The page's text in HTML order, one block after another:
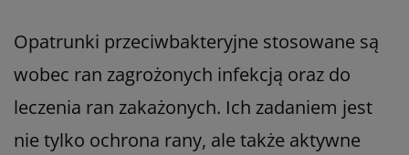
Opatrunki przeciwbakteryjne stosowane są
wobec ran zagrożonych infekcją oraz do
leczenia ran zakażonych. Ich zadaniem jest
nie tylko ochrona rany, ale także aktywne